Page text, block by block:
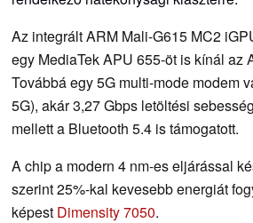
Az integrált ARM Mali-G615 MC2
egy MediaTek APU 655-öt is kínál az
Továbbá egy 5G multi-mode modem
5G), akár 3,27 Gbps letöltési
mellett a Bluetooth 5.4 is támogatott.
A chip a modern 4 nm-es eljárással
szerint 25%-kal kevesebb energiát
képest Dimensity 7050.